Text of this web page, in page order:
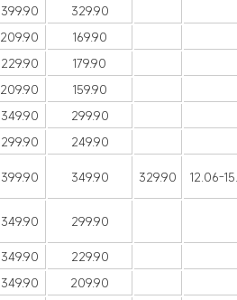
399.90
329.90
209.90
169.90
229.90
179.90
209.90
159.90
349.90
299.90
299.90
249.90
399.90 349.90 329.90 12.06-
349.90 299.90
349.90
229.90
349.90
209.90